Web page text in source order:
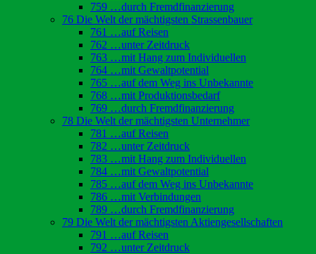
759 …durch Fremdfinanzierung
76 Die Welt der mächtigsten Strassenbauer
761 …auf Reisen
762 …unter Zeitdruck
763 …mit Hang zum Individuellen
764 …mit Gewaltpotential
765 …auf dem Weg ins Unbekannte
768 …mit Produktionsbedarf
769 …durch Fremdfinanzierung
78 Die Welt der mächtigsten Unternehmer
781 …auf Reisen
782 …unter Zeitdruck
783 …mit Hang zum Individuellen
784 …mit Gewaltpotential
785 …auf dem Weg ins Unbekannte
786 …mit Verbindungen
789 …durch Fremdfinanzierung
79 Die Welt der mächtigsten Aktiengesellschaften
791 …auf Reisen
792 …unter Zeitdruck